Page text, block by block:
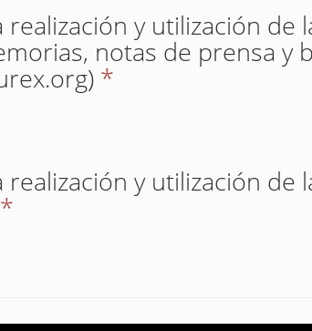
y utilización de
notas de prensa y
*
y utilización de
*